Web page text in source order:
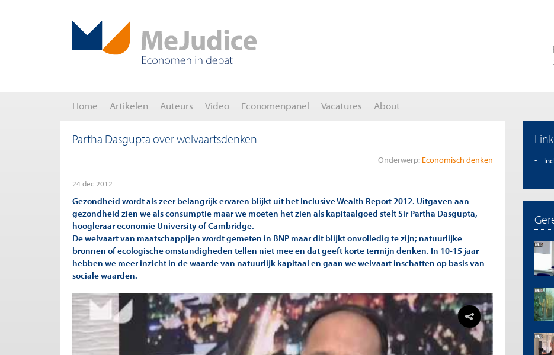
Home Artikelen Auteurs Video Economenpanel Vacatures About
Partha Dasgupta over welvaartsdenken
Onderwerp: Economisch denken
24 dec 2012
Gezondheid wordt als zeer belangrijk ervaren blijkt uit het Inclusive Wealth Report 2012. Uitgaven aan
gezondheid zien we als consumptie maar we moeten het zien als kapitaalgoed stelt Sir Partha Dasgupta,
hoogleraar economie University of Cambridge.
De welvaart van maatschappijen wordt gemeten in BNP maar dit blijkt onvolledig te zijn; natuurlijke
bronnen of ecologische omstandigheden tellen niet mee en dat geeft korte termijn denken. In 10-15 jaar
hebben we meer inzicht in de waarde van natuurlijk kapitaal en gaan we welvaart inschatten op basis van
sociale waarden.